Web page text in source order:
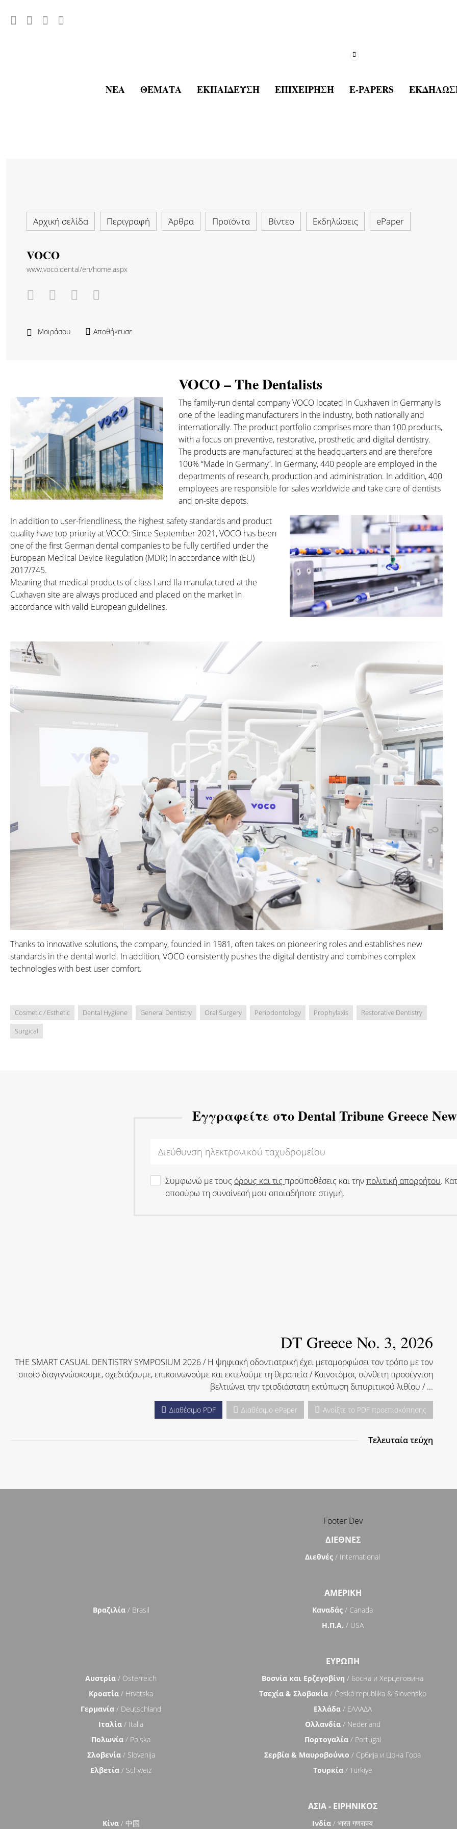
ΝΈΑ ΘΈΜΑΤΑ ΕΚΠΑΊΔΕΥΣΗ ΕΠΙΧΕΊΡΗΣΗ E-PAPERS
Αρχική σελίδα Περιγραφή Άρθρα Προϊόντα Βίντεο Εκδηλώσεις ePaper
VOCO
www.voco.dental/en/home.aspx
Μοιράσου Αποθήκευσε
VOCO – The Dentalists
The family-run dental company VOCO located in Cuxhaven in Germany is
one of the leading manufacturers in the industry, both nationally and
internationally. The product portfolio comprises more than 100 products,
with a focus on preventive, restorative, prosthetic and digital dentistry.
The products are manufactured at the headquarters and are therefore
100% “Made in Germany”. In Germany, 440 people are employed in the
departments of research, production and administration. In addition, 400
employees are responsible for sales worldwide and take care of dentists
and on-site depots.
In addition to user-friendliness, the highest safety standards and product
quality have top priority at VOCO: Since September 2021, VOCO has been
one of the first German dental companies to be fully certified under the
European Medical Device Regulation (MDR) in accordance with (EU)
2017/745.
Meaning that medical products of class I and Ila manufactured at the
Cuxhaven site are always produced and placed on the market in
accordance with valid European guidelines.
Thanks to innovative solutions, the company, founded in 1981, often takes on pioneering roles and establishes new
standards in the dental world. In addition, VOCO consistently pushes the digital dentistry and combines complex
technologies with best user comfort.
Cosmetic / Esthetic Dental Hygiene General Dentistry Oral Surgery Periodontology Prophylaxis
Restorative Dentistry
Surgical
Εγγραφείτε στο Dental Tribune Greece
Συμφωνώ με τους όρους και τις προϋποθέσεις και τηνπολιτική απορρήτου.
αποσύρω τη συναίνεσή μου οποιαδήποτε στιγμή.
DT Greece No. 3, 2026
THE SMART CASUAL DENTISTRY SYMPOSIUM 2026 / Η ψηφιακή οδοντιατρική έχει μεταμορφώσει τον τρόπο με τον
οποίο διαγιγνώσκουμε, σχεδιάζουμε, επικοινωνούμε και εκτελούμε τη θεραπεία / Καινοτόμος σύνθετη προσέγγιση
βελτιώνει την τρισδιάστατη εκτύπωση διπυριτικού λιθίου / ...
Διαθέσιμο PDF Διαθέσιμο ePaper Ανοίξτε το PDF προεπισκόπησης
Τελευταία τεύχη
Footer Dev
ΔΙΕΘΝΈΣ
Διεθνές / International
ΑΜΈΡΙΚΉ
Βραζιλία/ Brasil Καναδάς / Canada
Η.Π.Α. / USA
ΕΥΡΏΠΗ
Αυστρία / Österreich Βοσνία και Ερζεγοβίνη / Босна и Херцеговина
Κροατία / Hrvatska Τσεχία & Σλοβακία/ Česká republika & Slovensko
Γερμανία / Deutschland Ελλάδα/ ΕΛΛΑΔΑ
Ιταλία / Italia Ολλανδία/ Nederland
Πολωνία / Polska Πορτογαλία/ Portugal
Σλοβενία/ Slovenija Σερβία & Μαυροβούνιο / Србија и Црна Гора
Ελβετία / Schweiz Τουρκία/ Türkiye
ΑΣΊΑ - ΕΙΡΗΝΙΚΌΣ
Κίνα/ 中国 Ινδία / भारत गणराज्य